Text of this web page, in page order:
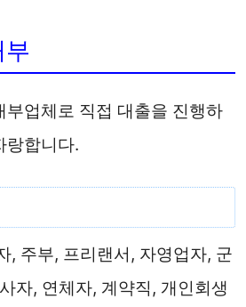
부업체로 직접 대출을 진행하
랑합니다.
, 주부, 프리랜서, 자영업자, 군
자, 연체자, 계약직, 개인회생